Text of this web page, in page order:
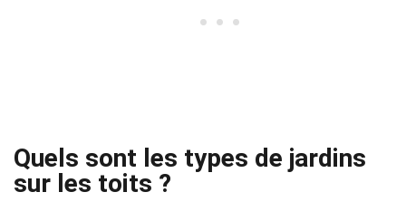
Quels sont les types de jardins
sur les toits ?